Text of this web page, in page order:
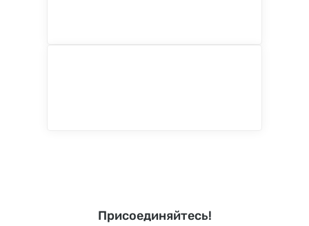
Присоединяйтесь!